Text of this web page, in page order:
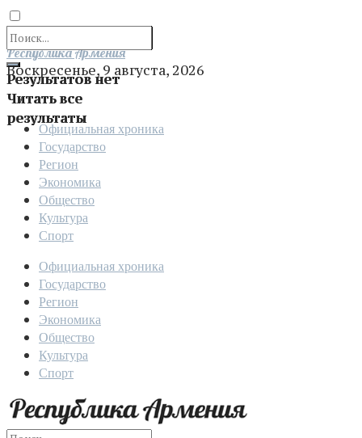
Результатов нет
Читать все
результаты
Отправить
Республика Армения
Воскресенье, 9 августа, 2026
Официальная хроника
Государство
Регион
Экономика
Общество
Культура
Спорт
Официальная хроника
Государство
Регион
Экономика
Общество
Культура
Спорт